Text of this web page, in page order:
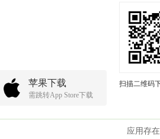
苹果下载
需跳转App Store下载
应用存
扫描二维码